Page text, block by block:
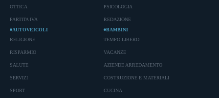
OTTICA
PARTITA IVA
PSICOLOGIA
REDAZIONE
AUTOVEICOLI
RELIGIONE
RISPARMIO
SALUTE
SERVIZI
SPORT
BAMBINI
TEMPO LIBERO
VACANZE
AZIENDE ARREDAMENTO
COSTRUZIONE E MATERIALI
CUCINA